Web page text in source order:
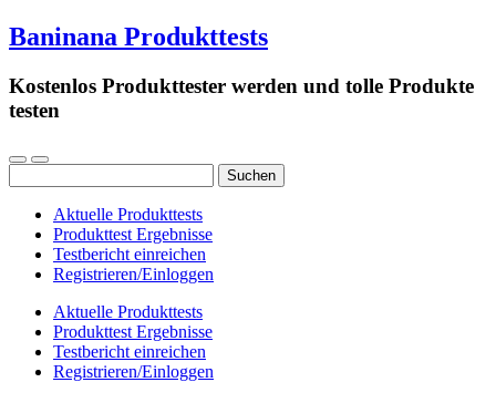
Baninana Produkttests
Kostenlos Produkttester werden und tolle Produkte
testen
nach:
Aktuelle Produkttests
Produkttest Ergebnisse
Testbericht einreichen
Registrieren/Einloggen
Aktuelle Produkttests
Produkttest Ergebnisse
Testbericht einreichen
Registrieren/Einloggen